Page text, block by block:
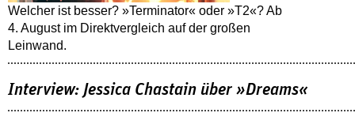
Welcher ist besser? »Terminator« oder »T2«? Ab
4. August im Direktvergleich auf der großen
Leinwand.
Interview: Jessica Chastain über »Dreams«